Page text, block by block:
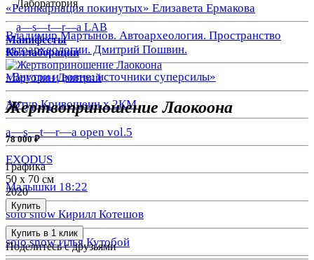
«Реинкарнация покинутых» Елизавета Ермакова
Владимир Мартынов. Автоархеология. Пространство
автоархеологии. Дмитрий Пошвин.
«Внутри и вовне: источники суперсилы»
Артур Кривошеин х 2КМ
a—s—t—r—a open vol.5
EXODUS
Малышки 18:22
solo show Кирилл Котешов
solo show Илья Кутобой
Лаборатория
a—s—t—r—a LAB
Манифесты
Коллаборации
Марголин Дмитрий
Жертвоприношение Лаокоона
78 000 ₽
Графика
50 x 70 см
2020
Купить
Купить в 1 клик
Поделитесь с друзьями